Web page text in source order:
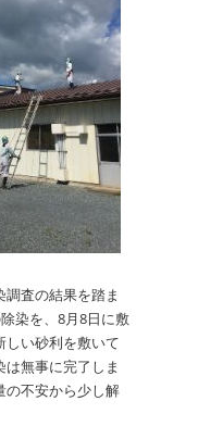
査の結果を踏ま
染を、8月8日に敷
しい砂利を敷いて
無事に完了しま
の不安から少し解